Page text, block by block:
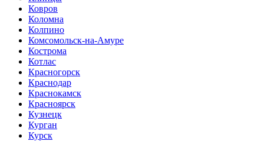
Ковров
Коломна
Колпино
Комсомольск-на-Амуре
Кострома
Котлас
Красногорск
Краснодар
Краснокамск
Красноярск
Кузнецк
Курган
Курск